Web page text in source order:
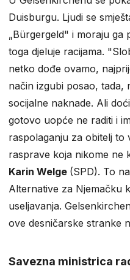
Duisburgu. Ljudi se
„Bürgergeld" i moraju ga
toga djeluje racijama.
netko dođe ovamo,
način izgubi posao, tada,
socijalne naknade. Ali
gotovo uopće ne raditi i
raspolaganju za obitelj to
rasprave koja nikome ne
Karin Welge (SPD). To
Alternative za Njemačku
useljavanja.
ove desničarske stranke
Savezna ministrica